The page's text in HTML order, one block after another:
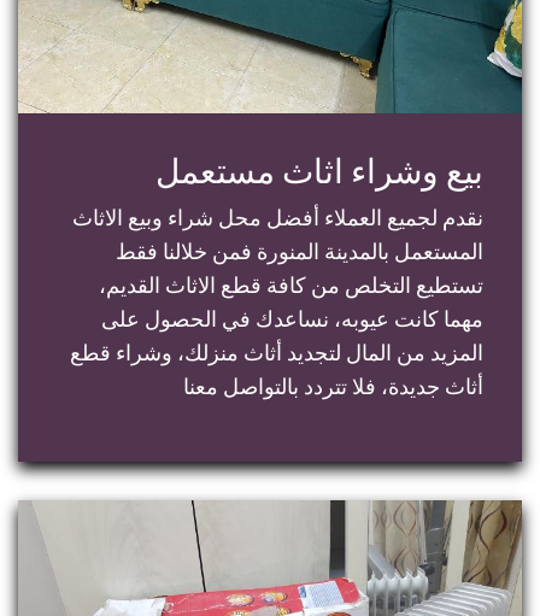
بيع وشراء اثاث مستعمل
نقدم لجميع العملاء أفضل محل شراء وبيع الاثاث
المستعمل بالمدينة المنورة فمن خلالنا فقط
تستطيع التخلص من كافة قطع الاثاث القديم،
مهما كانت عيوبه، نساعدك في الحصول على
المزيد من المال لتجديد أثاث منزلك، وشراء قطع
أثاث جديدة، فلا تتردد بالتواصل معنا